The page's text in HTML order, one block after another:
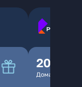
200
Домашний